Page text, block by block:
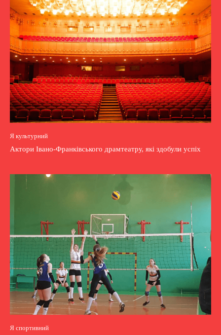
Я культурний
Актори Івано-Франківського драмтеатру, які здобули успіх
Я спортивний